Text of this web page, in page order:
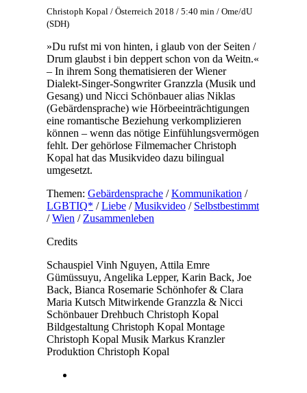
Christoph Kopal / Österreich 2018 / 5:40 min / Ome/dU
(SDH)
»Du rufst mi von hinten, i glaub von der Seiten /
Drum glaubst i bin deppert schon von da Weitn.«
– In ihrem Song thematisieren der Wiener
Dialekt-Singer-Songwriter Granzzla (Musik und
Gesang) und Nicci Schönbauer alias Niklas
(Gebärdensprache) wie Hörbeeinträchtigungen
eine romantische Beziehung verkomplizieren
können – wenn das nötige Einfühlungsvermögen
fehlt. Der gehörlose Filmemacher Christoph
Kopal hat das Musikvideo dazu bilingual
umgesetzt.
Themen: Gebärdensprache/Kommunikation /
LGBTIQ* /Liebe/Musikvideo/ Selbstbestimmt
/Wien / Zusammenleben
Credits
Schauspiel Vinh Nguyen, Attila Emre
Gümüssuyu, Angelika Lepper, Karin Back, Joe
Back, Bianca Rosemarie Schönhofer & Clara
Maria Kutsch Mitwirkende Granzzla & Nicci
Schönbauer Drehbuch Christoph Kopal
Bildgestaltung Christoph Kopal Montage
Christoph Kopal Musik Markus Kranzler
Produktion Christoph Kopal